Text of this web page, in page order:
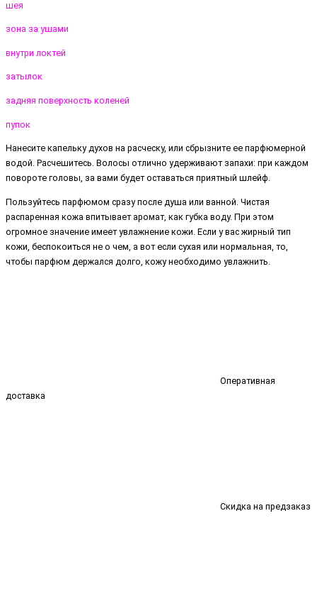
шея
зона за ушами
внутри локтей
затылок
задняя поверхность коленей
пупок
Нанесите капельку духов на расческу, или сбрызните ее парфюмерной
водой. Расчешитесь. Волосы отлично удерживают запахи: при каждом
повороте головы, за вами будет оставаться приятный шлейф.
Пользуйтесь парфюмом сразу после душа или ванной. Чистая
распаренная кожа впитывает аромат, как губка воду. При этом
огромное значение имеет увлажнение кожи. Если у вас жирный тип
кожи, беспокоиться не о чем, а вот если сухая или нормальная, то,
чтобы парфюм держался долго, кожу необходимо увлажнить.
Оперативная
доставка
Скидка на предзаказ